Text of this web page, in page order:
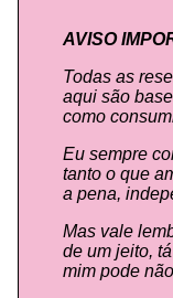
AVISO
Todas as
aqui são
como
Eu sempre
tanto o que
a pena,
Mas vale
de um jeito,
mim pode